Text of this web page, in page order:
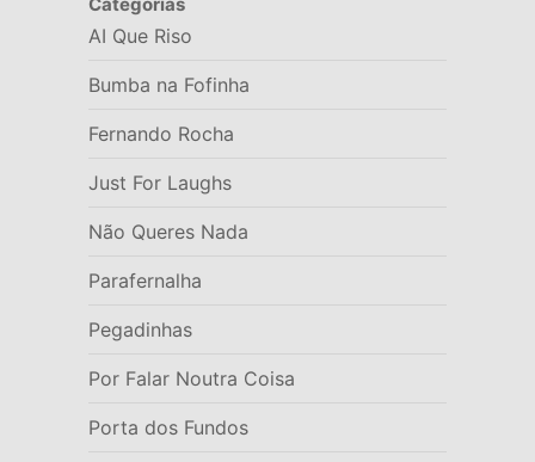
AI Que Riso
Bumba na Fofinha
Fernando Rocha
Just For Laughs
Não Queres Nada
Parafernalha
Pegadinhas
Por Falar Noutra Coisa
Porta dos Fundos